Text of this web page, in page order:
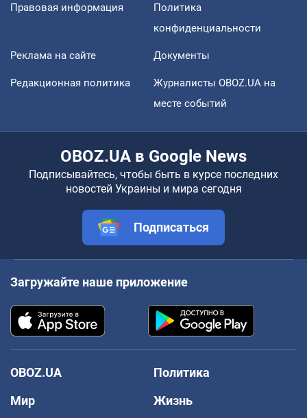
Правовая информация
Политика
конфиденциальности
Реклама на сайте Документы
Редакционная политика
Журналисты OBOZ.UA на
месте событий
OBOZ.UA в Google News
Подписывайтесь, чтобы быть в курсе последних
новостей Украины и мира сегодня
Подписаться
Загружайте наше приложение
OBOZ.UA
Политика
Мир
Жизнь